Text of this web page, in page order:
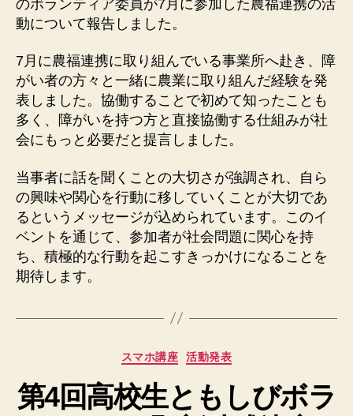
のボランティア委員が7月に参加した農福連携の活
動について報告しました。
7月に農福連携に取り組んでいる事業所へ赴き、障
がい者の方々と一緒に農業に取り組んだ経験を発
表しました。協働することで初めて知ったことも
多く、障がいを持つ方と直接協働する仕組みが社
会にもっと必要だと提言しました。
当事者に話を聞くことの大切さが強調され、自ら
の興味や関心を行動に移していくことが大切であ
るというメッセージが込められています。このイ
ベントを通じて、参加者が社会問題に関心を持
ち、積極的な行動を起こすきっかけになることを
期待します。
カ
ゴ
リ
スマホ講座 活動発表
第4回高校生ともしびボラ